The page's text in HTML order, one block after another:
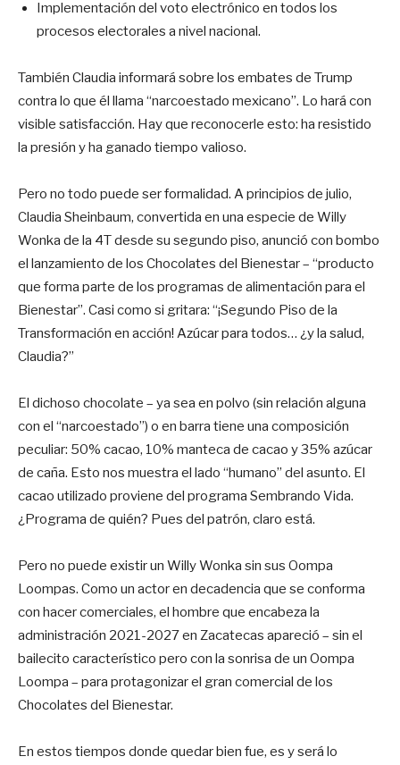
Implementación del voto electrónico en todos los
procesos electorales a nivel nacional.
También Claudia informará sobre los embates de Trump
contra lo que él llama “narcoestado mexicano”. Lo hará con
visible satisfacción. Hay que reconocerle esto: ha resistido
la presión y ha ganado tiempo valioso.
Pero no todo puede ser formalidad. A principios de julio,
Claudia Sheinbaum, convertida en una especie de Willy
Wonka de la 4T desde su segundo piso, anunció con bombo
el lanzamiento de los Chocolates del Bienestar – “producto
que forma parte de los programas de alimentación para el
Bienestar”. Casi como si gritara: “¡Segundo Piso de la
Transformación en acción! Azúcar para todos… ¿y la salud,
Claudia?”
El dichoso chocolate – ya sea en polvo (sin relación alguna
con el “narcoestado”) o en barra tiene una composición
peculiar: 50% cacao, 10% manteca de cacao y 35% azúcar
de caña. Esto nos muestra el lado “humano” del asunto. El
cacao utilizado proviene del programa Sembrando Vida.
¿Programa de quién? Pues del patrón, claro está.
Pero no puede existir un Willy Wonka sin sus Oompa
Loompas. Como un actor en decadencia que se conforma
con hacer comerciales, el hombre que encabeza la
administración 2021-2027 en Zacatecas apareció – sin el
bailecito característico pero con la sonrisa de un Oompa
Loompa – para protagonizar el gran comercial de los
Chocolates del Bienestar.
En estos tiempos donde quedar bien fue, es y será lo